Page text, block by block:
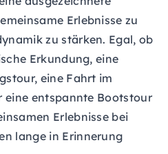
Erlebnisse zu
zu stärken. Egal, ob
Erkundung, eine
eine Fahrt im
eine entspannte Bootstour
Erlebnisse bei
lange in Erinnerung